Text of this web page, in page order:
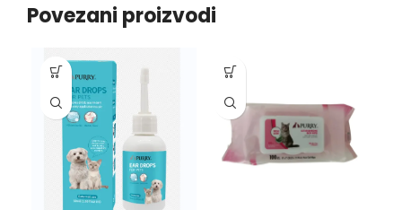
Povezani proizvodi